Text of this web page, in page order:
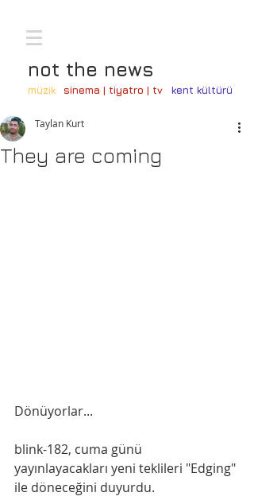
not the news
müzik sinema | tiyatro | tv kent kültürü
They are coming
Taylan Kurt
Dönüyorlar...
blink-182, cuma günü
yayınlayacakları yeni teklileri "Edging"
ile döneceğini duyurdu.